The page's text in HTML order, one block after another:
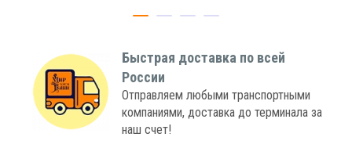
Быстрая доставка по всей
России
Отправляем любыми транспортными
компаниями, доставка до терминала за
наш счет!